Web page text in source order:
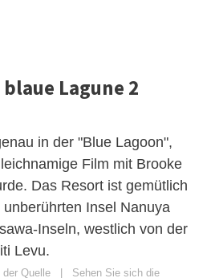
Lagune 2
in der "Blue Lagoon",
Film mit Brooke
Das Resort ist gemütlich
Insel Nanuya
Inseln, westlich von der
Levu.
Quelle | Sehen Sie sich die